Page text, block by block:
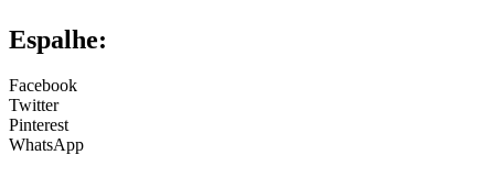
Espalhe:
Facebook
Twitter
Pinterest
WhatsApp